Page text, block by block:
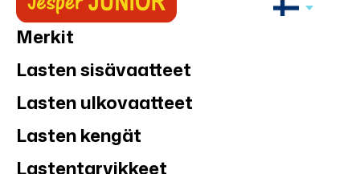
Merkit
Lasten sisävaatteet
Lasten ulkovaatteet
Lasten kengät
Lastentarvikkeet